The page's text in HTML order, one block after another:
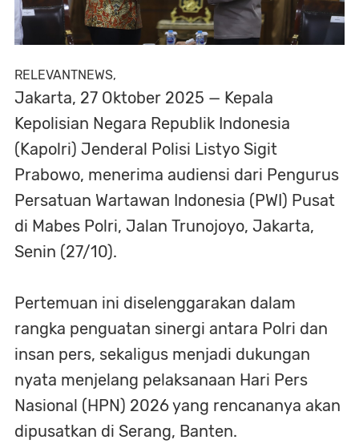
RELEVANTNEWS,
Jakarta, 27 Oktober 2025 — Kepala
Kepolisian Negara Republik Indonesia
(Kapolri) Jenderal Polisi Listyo Sigit
Prabowo, menerima audiensi dari Pengurus
Persatuan Wartawan Indonesia (PWI) Pusat
di Mabes Polri, Jalan Trunojoyo, Jakarta,
Senin (27/10).
Pertemuan ini diselenggarakan dalam
rangka penguatan sinergi antara Polri dan
insan pers, sekaligus menjadi dukungan
nyata menjelang pelaksanaan Hari Pers
Nasional (HPN) 2026 yang rencananya akan
dipusatkan di Serang, Banten.